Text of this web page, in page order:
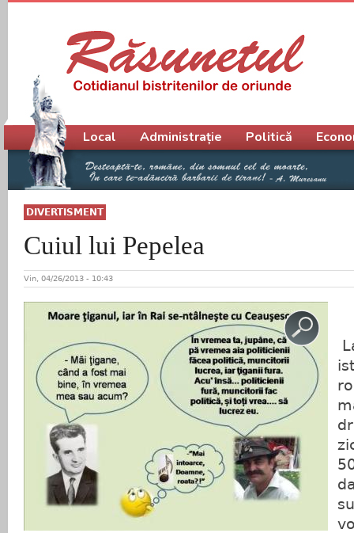
DIVERTISMENT
Cuiul lui Pepelea
Vin, 04/26/2013 - 10:43
Meniu principal
Local Administrație Politică